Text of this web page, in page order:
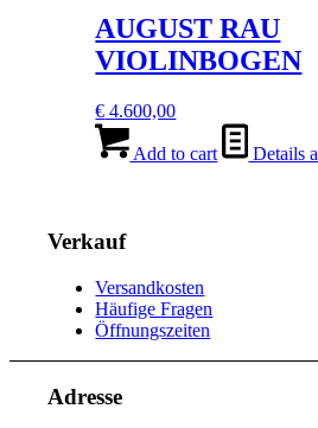
AUGUST RAU
VIOLINBOGEN
€ 4.600,00
Add to cart Details
Verkauf
Versandkosten
Häufige Fragen
Öffnungszeiten
Adresse